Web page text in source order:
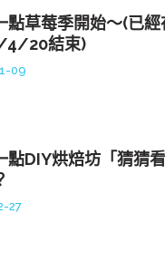
點草莓季開始～(已經
4/20結束)
09
點DIY烘焙坊「猜猜
27